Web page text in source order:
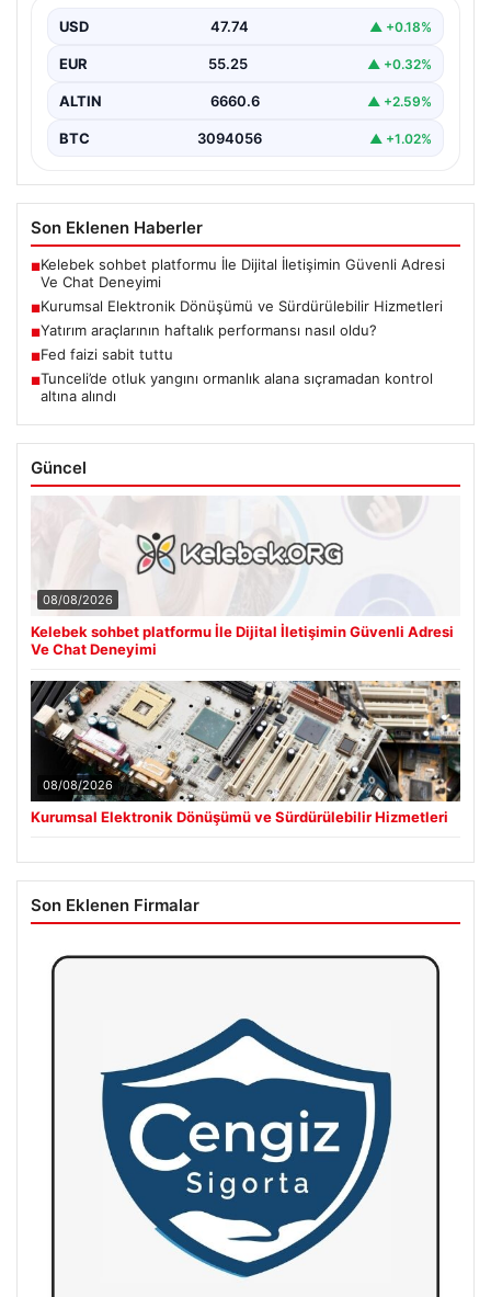
şirketler altyapı parklarını sürekli aralıklarla
yenilemektedir. Söz konusu yenileme süreçlerinde…
USD 47.74 ▲ +0.18%
EUR 55.25 ▲ +0.32%
ALTIN 6660.6 ▲ +2.59%
BTC 3094056 ▲ +1.02%
Son Eklenen Haberler
■Kelebek sohbet platformu İle Dijital İletişimin Güvenli Adresi
Ve Chat Deneyimi
■Kurumsal Elektronik Dönüşümü ve Sürdürülebilir Hizmetleri
■Yatırım araçlarının haftalık performansı nasıl oldu?
■Fed faizi sabit tuttu
■Tunceli’de otluk yangını ormanlık alana sıçramadan kontrol
altına alındı
Güncel
08/08/2026
Kelebek sohbet platformu İle Dijital İletişimin Güvenli Adresi
Ve Chat Deneyimi
08/08/2026
Kurumsal Elektronik Dönüşümü ve Sürdürülebilir Hizmetleri
Son Eklenen Firmalar